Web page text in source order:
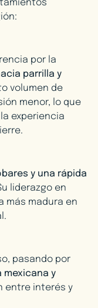
por la
parrilla y
volumen de
menor, lo que
experiencia
y una rápida
liderazgo en
más madura en
pasando por
mexicana y
entre interés y